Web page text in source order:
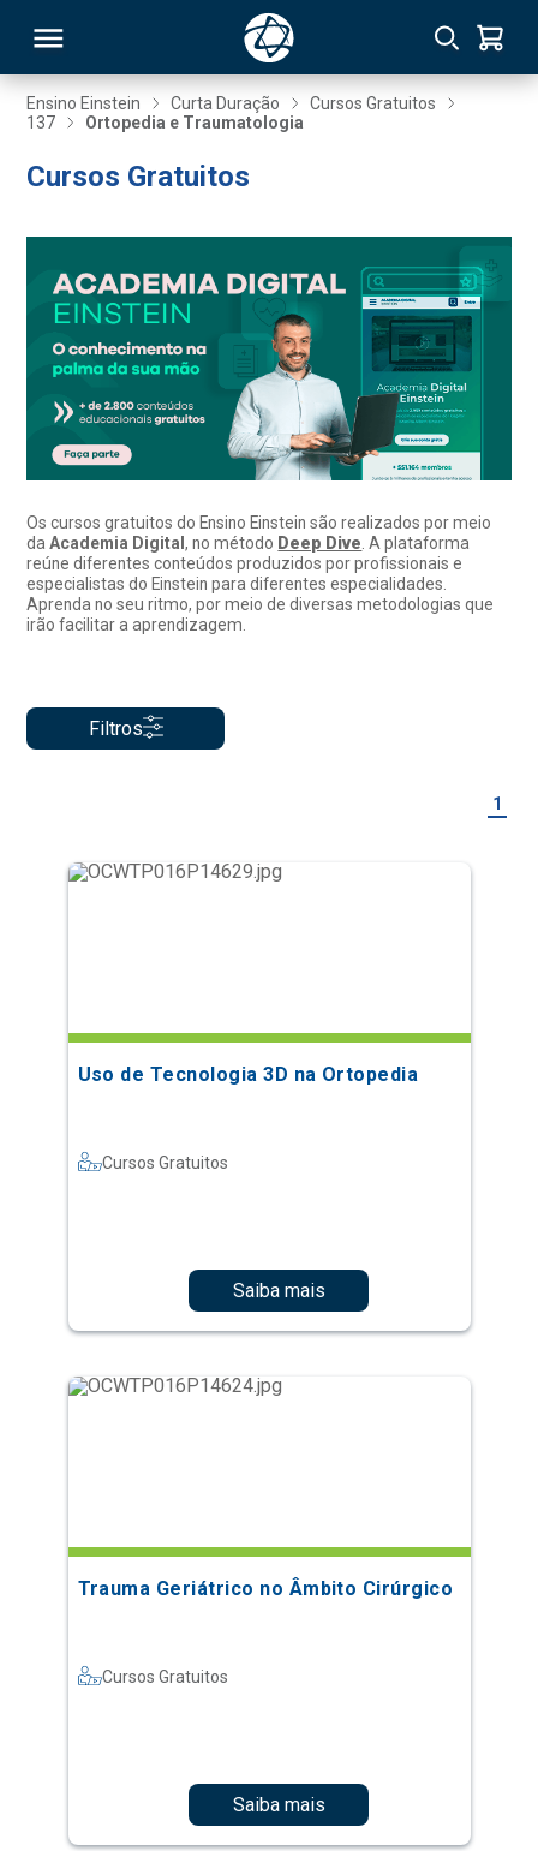
Ensino Einstein Curta Duração
Cursos Gratuitos
137
Ortopedia e Traumatologia
Cursos Gratuitos
Os cursos gratuitos do Ensino Einstein são realizados por meio
daAcademia Digital, no método Deep Dive. A plataforma
reúne diferentes conteúdos produzidos por profissionais e
especialistas do Einstein para diferentes especialidades.
Aprenda no seu ritmo, por meio de diversas metodologias que
irão facilitar a aprendizagem.
Filtros
1
Uso de Tecnologia 3D na Ortopedia
Cursos Gratuitos
Saiba mais
Trauma Geriátrico no Âmbito Cirúrgico
Cursos Gratuitos
Saiba mais